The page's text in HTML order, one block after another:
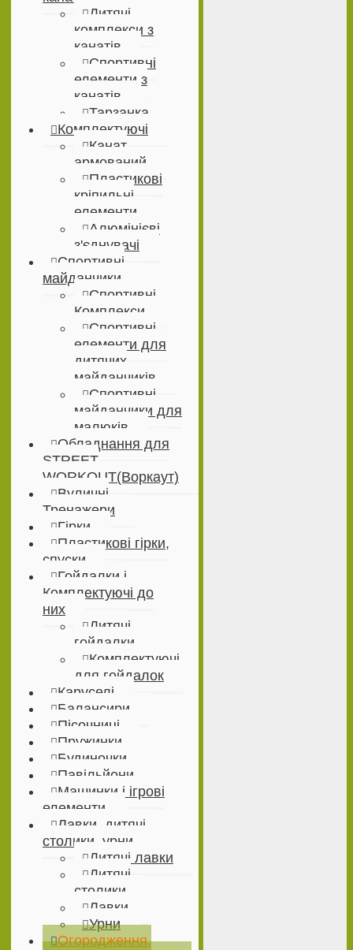
Дитячі
комплекси з
канатів
Спортивні
елементи з
канатів
Тарзанка
Комплектуючі
Канат
армований
Пластикові
кріпильні
елементи
Алюмінієві
з'єднувачі
Спортивні
майданчики
Спортивні
Комплекси
Спортивні
елементи для
дитячих
майданчиків
Спортивні
майданчики для
малюків
Обладнання для
STREET
WORKOUT(Воркаут)
Вуличні
Тренажери
Гірки
Пластикові гірки,
спуски
Гойдалки і
Комплектуючі до
них
Дитячі
гойдалки
Комплектуючі
для гойдалок
Каруселі
Балансири
Пісочниці
Пружинки
Будиночки
Павільйони
Машинки і ігрові
елементи
Лавки, дитячі
столики, урни
Дитячі лавки
Дитячі
столики
Лавки
Урни
Огородження,